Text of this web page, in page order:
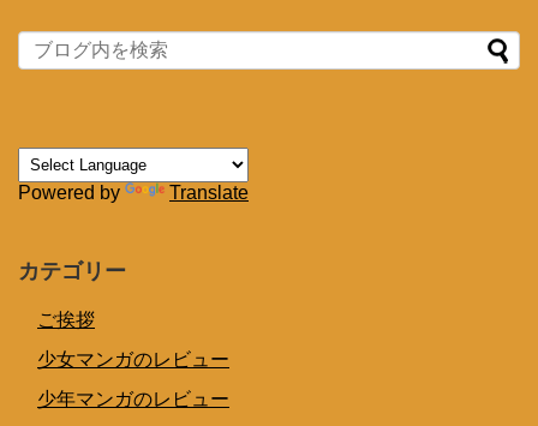
Powered by Translate
カテゴリー
ご挨拶
少女マンガのレビュー
少年マンガのレビュー